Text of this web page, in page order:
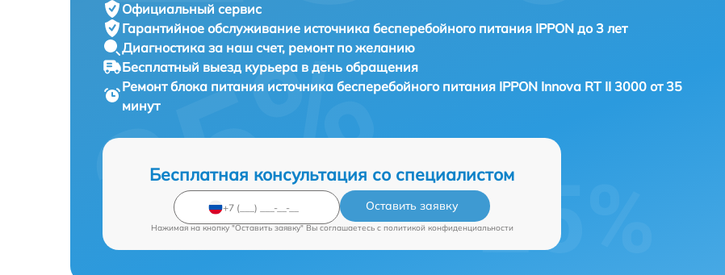
Официальный сервис
Гарантийное обслуживание источника бесперебойного питания IPPON до 3 лет
Диагностика за наш счет, ремонт по желанию
Бесплатный выезд курьера в день обращения
Ремонт блока питания источника бесперебойного питания IPPON Innova RT II 3000 от 35
минут
Бесплатная консультация со специалистом
Оставить заявку
Нажимая на кнопку "Оставить заявку" Вы соглашаетесь c политикой конфиденциальности